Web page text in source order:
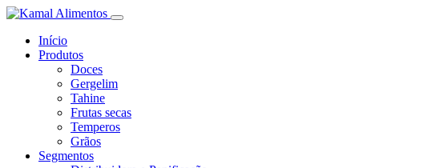
Início
Produtos
Doces
Gergelim
Tahine
Frutas secas
Temperos
Grãos
Segmentos